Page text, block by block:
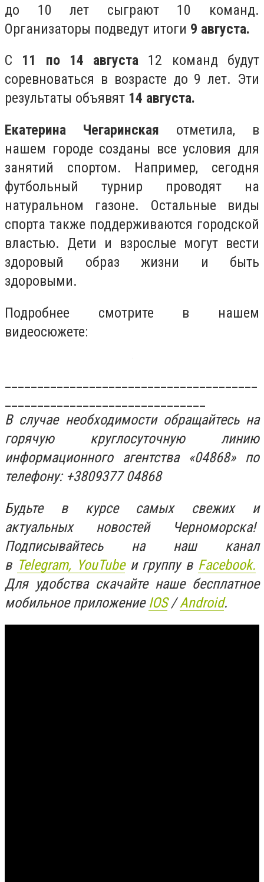
до 10 лет сыграют 10 команд.
Организаторы подведут итоги 9 августа.
С 11 по 14 августа 12 команд будут
соревноваться в возрасте до 9 лет. Эти
результаты объявят 14 августа.
Екатерина Чегаринская отметила, в
нашем городе созданы все условия для
занятий спортом. Например, сегодня
футбольный турнир проводят на
натуральном газоне. Остальные виды
спорта также поддерживаются городской
властью. Дети и взрослые могут вести
здоровый образ жизни и быть
здоровыми.
Подробнее смотрите в нашем
видеосюжете:
В случае необходимости обращайтесь на
горячую круглосуточную линию
информационного агентства «04868» по
телефону: +3809377 04868
Будьте в курсе самых свежих и
актуальных новостей Черноморска!
Подписывайтесь на наш канал
в Telegram, YouTubeи группу в Facebook.
Для удобства скачайте наше бесплатное
мобильное приложение IOS/Android.